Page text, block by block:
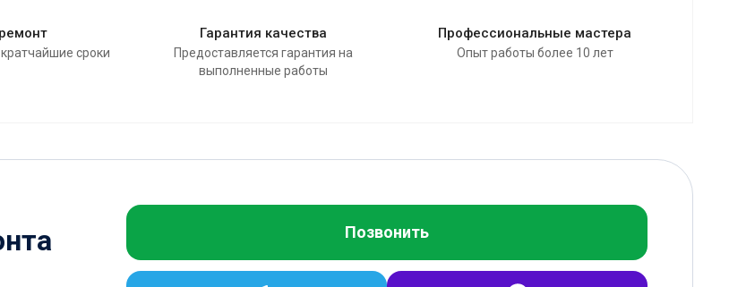
сроки
Гарантия качества
Предоставляется гарантия на
выполненные работы
Профессиональные мастера
Опыт работы более 10 лет
Позвонить